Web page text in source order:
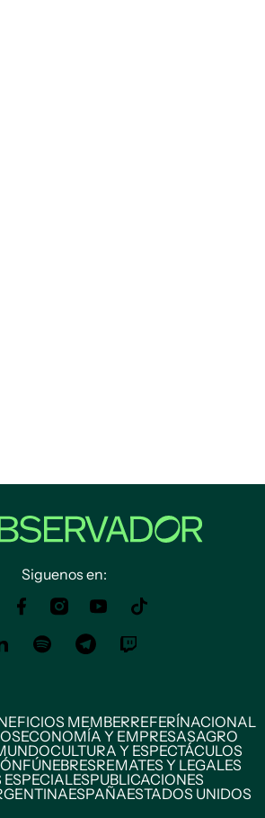
Siguenos en:
MEMBERREFERÍNACIONAL
ECONOMÍA Y EMPRESASAGRO
CULTURA Y ESPECTÁCULOS
FÚNEBRESREMATES Y LEGALES
PUBLICACIONES
ESPAÑAESTADOS UNIDOS